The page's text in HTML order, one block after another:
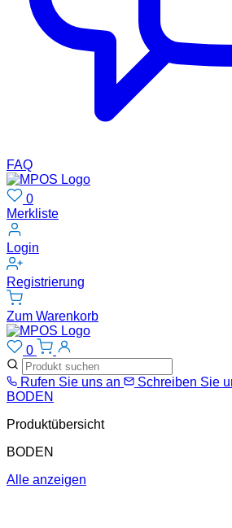
FAQ
0
Merkliste
Login
Registrierung
Zum Warenkorb
0
Rufen Sie uns an
Schreiben Sie
BODEN
Produktübersicht
BODEN
Alle anzeigen